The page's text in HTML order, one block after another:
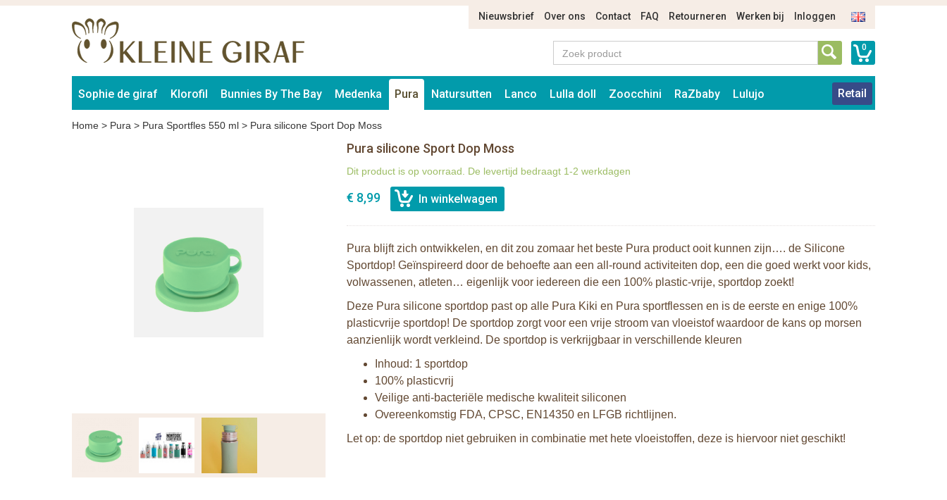
Nieuwsbrief Over ons Contact FAQ Retourneren Werken bij Inloggen
0
Sophie de giraf Klorofil Bunnies By The Bay Medenka Pura Natursutten Lanco Lulla doll Zoocchini RaZbaby Lulujo Retail
Home > Pura > Pura Sportfles 550 ml > Pura silicone Sport Dop Moss
Pura silicone Sport Dop Moss
Dit product is op voorraad. De levertijd bedraagt 1-2 werkdagen
€ 8,99
Pura blijft zich ontwikkelen, en dit zou zomaar het beste Pura product ooit kunnen zijn…. de Silicone
Sportdop! Geïnspireerd door de behoefte aan een all-round activiteiten dop, een die goed werkt voor kids,
volwassenen, atleten… eigenlijk voor iedereen die een 100% plastic-vrije, sportdop zoekt!
Deze Pura silicone sportdop past op alle Pura Kiki en Pura sportflessen en is de eerste en enige 100%
plasticvrije sportdop! De sportdop zorgt voor een vrije stroom van vloeistof waardoor de kans op morsen
aanzienlijk wordt verkleind. De sportdop is verkrijgbaar in verschillende kleuren
Inhoud: 1 sportdop
100% plasticvrij
Veilige anti-bacteriële medische kwaliteit siliconen
Overeenkomstig FDA, CPSC, EN14350 en LFGB richtlijnen.
Let op: de sportdop niet gebruiken in combinatie met hete vloeistoffen, deze is hiervoor niet geschikt!